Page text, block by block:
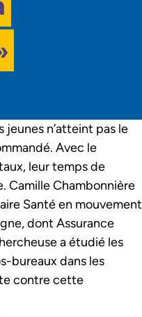
n’atteint pas le
Avec le
leur temps de
Camille Chambonnière
Santé en mouvement
dont Assurance
a étudié les
bureaux dans les
contre cette